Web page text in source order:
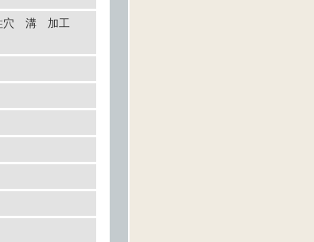
穴 溝 加工